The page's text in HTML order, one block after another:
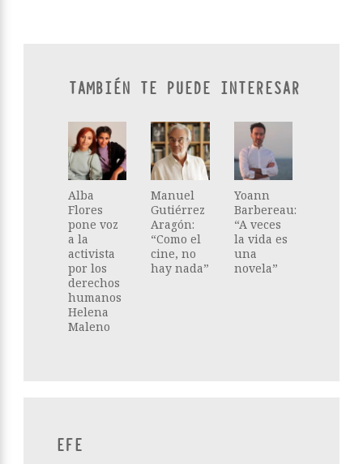
TAMBIÉN TE PUEDE INTERESAR
Alba
Flores
pone voz
a la
activista
por los
derechos
humanos
Helena
Maleno
Manuel
Gutiérrez
Aragón:
“Como el
cine, no
hay nada”
Yoann
Barbereau:
“A veces
la vida es
una
novela”
EFE